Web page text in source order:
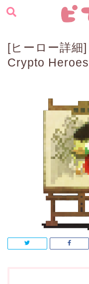
[ヒーロー詳細
Crypto